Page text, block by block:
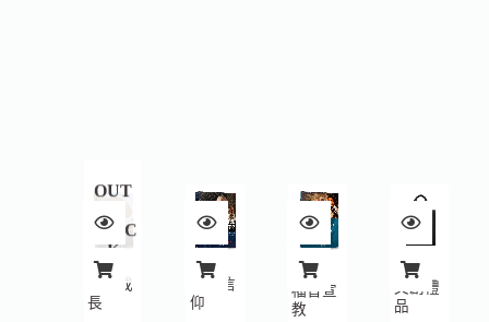
OUT
OF
STOC
K
自我成
長
深度信
仰
福音宣
教
文創禮
品